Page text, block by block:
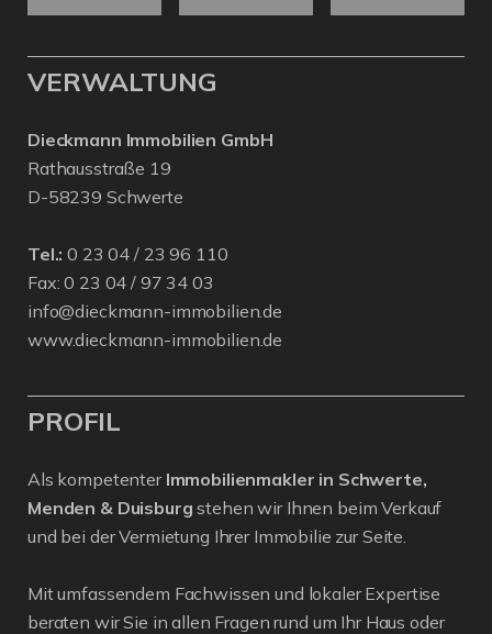
VERWALTUNG
Dieckmann Immobilien GmbH
Rathausstraße 19
D-58239 Schwerte
Tel.: 0 23 04 / 23 96 110
Fax: 0 23 04 / 97 34 03
info@dieckmann-immobilien.de
www.dieckmann-immobilien.de
PROFIL
Als kompetenter Immobilienmakler in Schwerte,
Menden & Duisburg stehen wir Ihnen beim Verkauf
und bei der Vermietung Ihrer Immobilie zur Seite.
Mit umfassendem Fachwissen und lokaler Expertise
beraten wir Sie in allen Fragen rund um Ihr Haus oder